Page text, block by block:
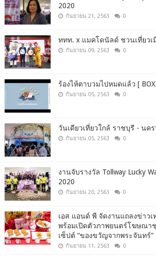
2020
กันยายน 21, 2563 0
ททท. x แมคโดนัลด์ ชวนเที่ยวเ
กันยายน 09, 2563 0
ร้องไห้ตาบวมไปหมดแล้ว [
กันยายน 05, 2563 0
วันเดียวเที่ยวใกล้ ราชบุรี - นค
กันยายน 05, 2563 0
งานจับรางวัล Tollway Lucky
2020
กันยายน 20, 2563 0
เอส แอนด์ พี จัดงานแถลงข่าว
พร้อมเปิดตัวภาพยนตร์โฆษณา
เซ็ปต์ “ของขวัญจากพระจันทร์”
กันยายน 11, 2563 0